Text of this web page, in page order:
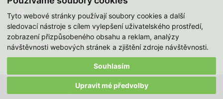
Tyto webové stránky používají soubory cookies a další
sledovací nástroje s cílem vylepšení uživatelského prostředí,
zobrazení přizpůsobeného obsahu a reklam, analýzy
návštěvnosti webových stránek a zjištění zdroje návštěvnosti.
Souhlasím
Upravit mé předvolby
Rekuvent s.r.o.
Kněžskodvorská 2632
370 04 České Budějovice
info@rekuvent.cz
© 2018-2026, Rekuperace, vzduchotechnika, řízené větrání
All Rights Reserved.
Tvorba www S2 STUDIO